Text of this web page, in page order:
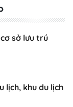
sở lưu trú
lịch, khu du lịch